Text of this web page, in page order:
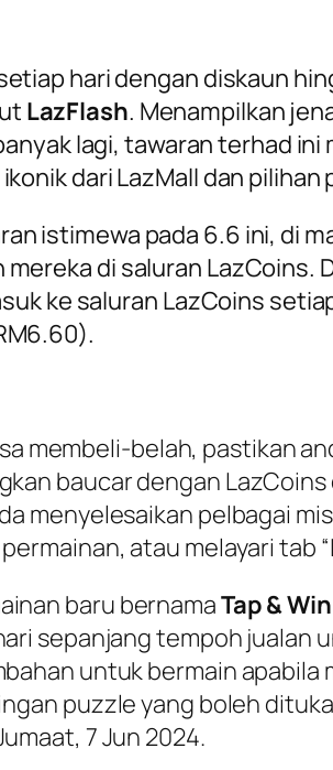
hari dengan diskaun
LazFlash. Menampilkan
lagi, tawaran terhad
dari LazMall dan
istimewa pada 6.6 ini, di
di saluran
ke saluran LazCoins
membeli-belah, pastikan
baucar dengan
menyelesaikan pelbagai
atau melayari tab “
baru bernamaTap & Win
sepanjang tempoh jualan
untuk bermain
puzzleyang boleh
7 Jun 2024.